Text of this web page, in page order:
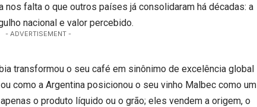
nos falta o que outros países já consolidaram há décadas: a
nacional e valor percebido.
- ADVERTISEMENT -
transformou o seu café em sinônimo de excelência global
como a Argentina posicionou o seu vinho Malbec como um
o produto líquido ou o grão; eles vendem a origem, o